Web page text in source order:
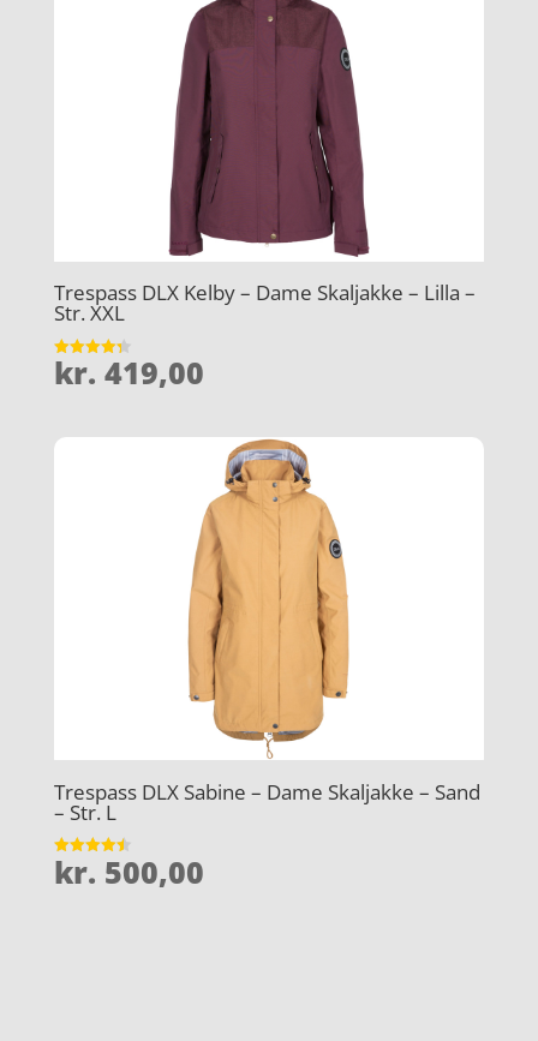
Trespass DLX Kelby – Dame Skaljakke – Lilla –
Str. XXL
Vurderet
4.3
kr. 419,00
Trespass DLX Sabine – Dame Skaljakke – Sand
– Str. L
Vurderet
4.5
kr. 500,00